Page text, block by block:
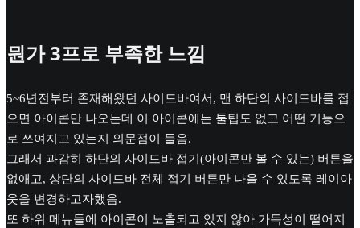
뭔가 3프로 부족한 느낌
5~6년전부터 존재해왔던 사이드바여서, 맨 하단의 사이드바를 접
으면 아이콘만 나오는데 이 아이콘에는 툴팁도 없고 어떤 기능으
로 쓰여지고 있는지 의문점이 들음.
그래서 과감히 하단의 사이드바 접기(아이콘만 볼 수 있는) 버튼을
없애고, 상단의 사이드바 전체 접기 버튼만 나올 수 있도록 레이아
웃을 변경하고자했음.
또 하위 메뉴들에 아이콘이 노출되고 있지 않아 가독성이 떨어지